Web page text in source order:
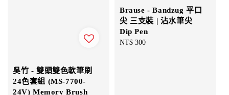
吳竹 - 雙頭雙色軟筆刷
24色套組 (MS-7700-
24V) Memory Brush
Brause - Bandzug 平口
尖 三支裝 | 沾水筆尖
Dip Pen
Regular
NT$ 300